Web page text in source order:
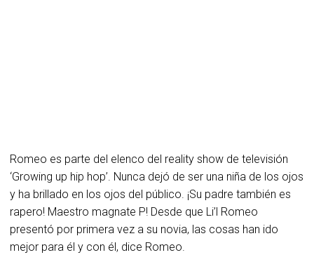
Romeo es parte del elenco del reality show de televisión
‘Growing up hip hop’. Nunca dejó de ser una niña de los ojos
y ha brillado en los ojos del público. ¡Su padre también es
rapero! Maestro magnate P! Desde que Li’l Romeo
presentó por primera vez a su novia, las cosas han ido
mejor para él y con él, dice Romeo.